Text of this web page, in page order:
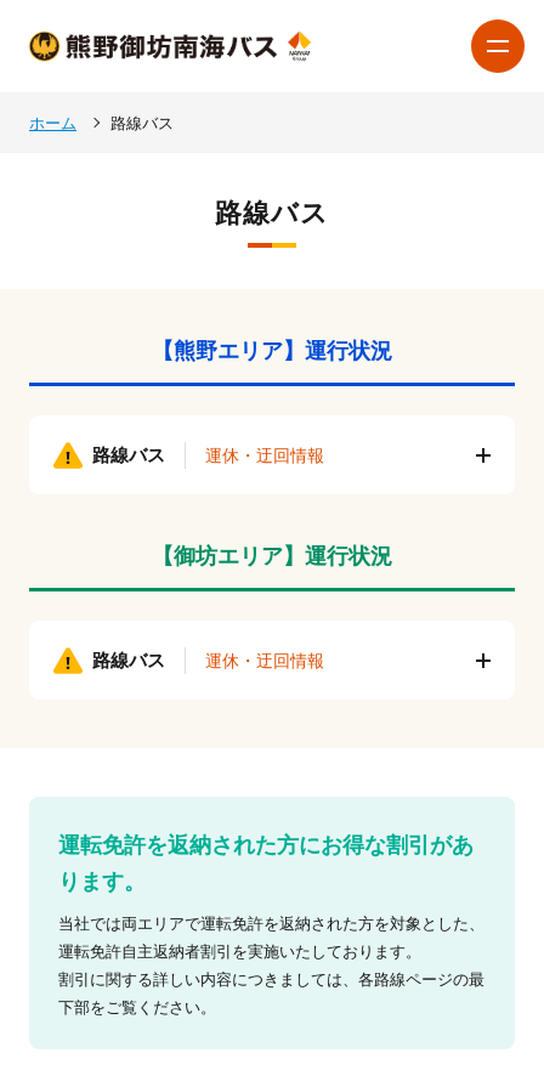
ホーム 路線バス
路線バス
【熊野エリア】運行状況
路線バス 運休・迂回情報
【御坊エリア】運行状況
路線バス 運休・迂回情報
運転免許を返納された方にお得な割引があ
ります。
当社では両エリアで運転免許を返納された方を対象とした、
運転免許自主返納者割引を実施いたしております。
割引に関する詳しい内容につきましては、各路線ページの最
下部をご覧ください。